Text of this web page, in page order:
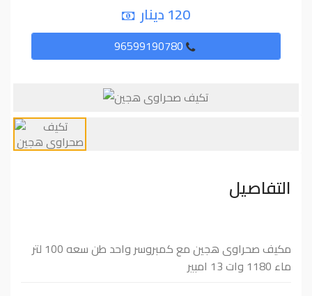
120 دينار
التفاصيل
مكيف صحراوى هجين مع كمبروسر واحد طن سعه 100 لتر
ماء 1180 وات 13 امبير